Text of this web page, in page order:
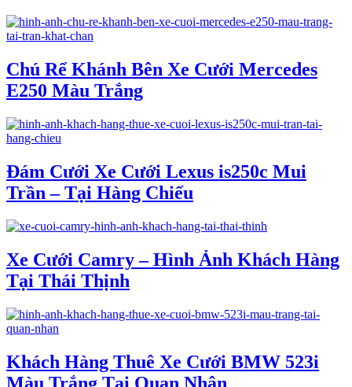
Chú Rể Khánh Bên Xe Cưới Mercedes
E250 Màu Trắng
Đám Cưới Xe Cưới Lexus is250c Mui
Trần – Tại Hàng Chiếu
Xe Cưới Camry – Hình Ảnh Khách Hàng
Tại Thái Thịnh
Khách Hàng Thuê Xe Cưới BMW 523i
Màu Trắng Tại Quan Nhân